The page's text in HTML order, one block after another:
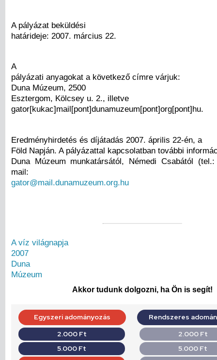
A pályázat beküldési
határideje: 2007. március 22.
A
pályázati anyagokat a következő címre várjuk:
Duna Múzeum, 2500
Esztergom, Kölcsey u. 2., illetve
gator[kukac]mail[pont]dunamuzeum[pont]org[pont]hu.
Eredményhirdetés és díjátadás 2007. április 22-én, a
Föld Napján. A pályázattal kapcsolatban további
Duna Múzeum munkatársától, Némedi Csabától
mail:
gator@mail.dunamuzeum.org.hu
A víz világnapja
2007
Duna
Múzeum
Akkor tudunk dolgozni, ha Ön is segít!